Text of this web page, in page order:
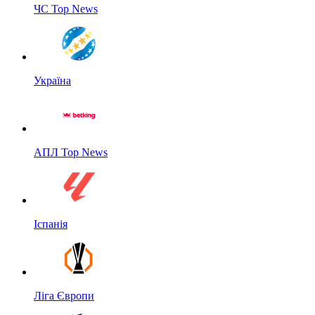
ЧС Top News
Україна
АПЛ Top News
Іспанія
Ліга Європи